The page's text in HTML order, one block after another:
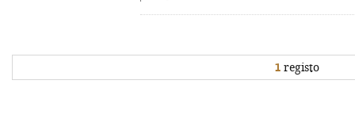
1 registo